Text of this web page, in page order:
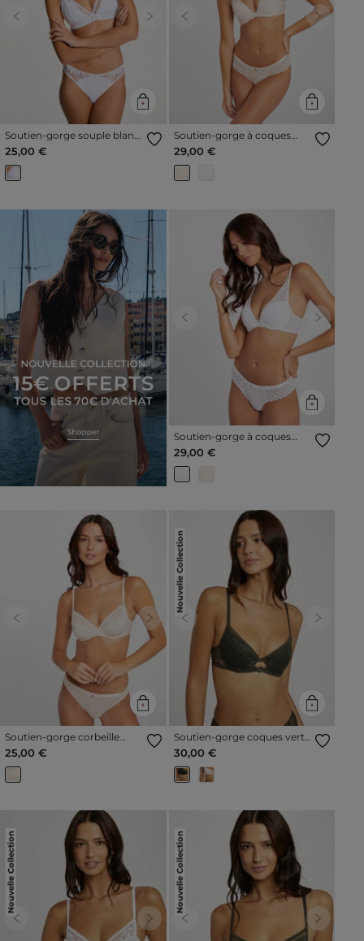
Previous Next
Soutien-gorge souple blanc
femme
25,00 €
Previous Next
Soutien-gorge à coques
rose pale femme
29,00 €
Previous Next
Soutien-gorge à coques
blanc femme
29,00 €
Previous Next
Soutien-gorge corbeille
rose pale femme
25,00 €
Nouvelle Collection
Previous Next
Soutien-gorge coques vert
kaki femme
30,00 €
Nouvelle Collection
Previous Next
Nouvelle Collection
Previous Next